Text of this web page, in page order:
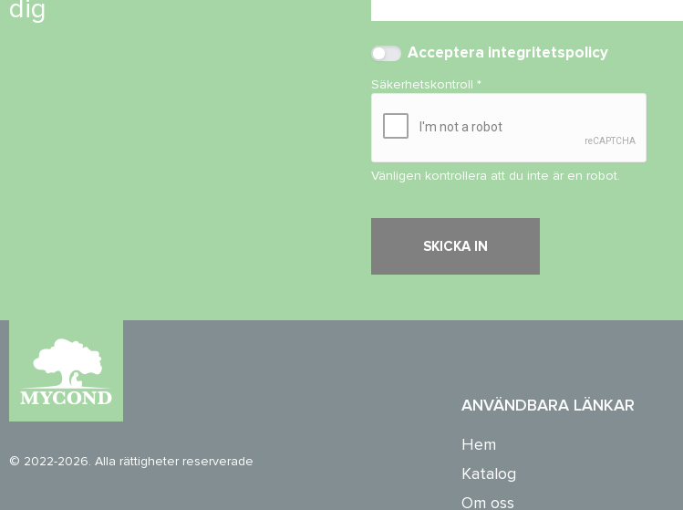
dig
Acceptera integritetspolicy
Säkerhetskontroll*
Vänligen kontrollera att du inte är en robot.
© 2022-2026. Alla rättigheter reserverade
ANVÄNDBARA LÄNKAR
Hem
Katalog
Om oss